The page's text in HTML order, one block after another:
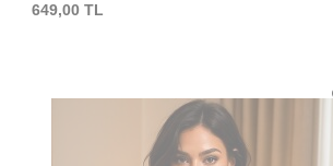
649,00 TL